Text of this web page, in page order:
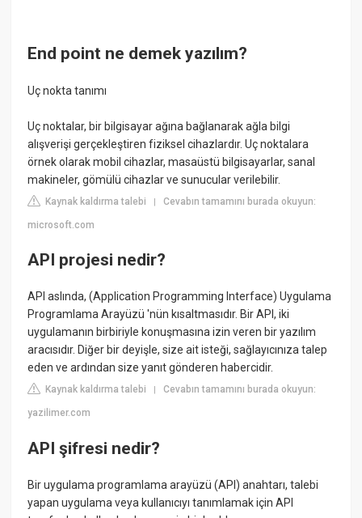
End point ne demek yazılım?
Uç nokta tanımı
Uç noktalar, bir bilgisayar ağına bağlanarak ağla bilgi
alışverişi gerçekleştiren fiziksel cihazlardır. Uç noktalara
örnek olarak mobil cihazlar, masaüstü bilgisayarlar, sanal
makineler, gömülü cihazlar ve sunucular verilebilir.
Kaynak kaldırma talebi |Cevabın tamamını burada okuyun:
microsoft.com
API projesi nedir?
API aslında, (Application Programming Interface) Uygulama
Programlama Arayüzü 'nün kısaltmasıdır. Bir API, iki
uygulamanın birbiriyle konuşmasına izin veren bir yazılım
aracısıdır. Diğer bir deyişle, size ait isteği, sağlayıcınıza talep
eden ve ardından size yanıt gönderen habercidir.
Kaynak kaldırma talebi |Cevabın tamamını burada okuyun:
yazilimer.com
API şifresi nedir?
Bir uygulama programlama arayüzü (API) anahtarı, talebi
yapan uygulama veya kullanıcıyı tanımlamak için API